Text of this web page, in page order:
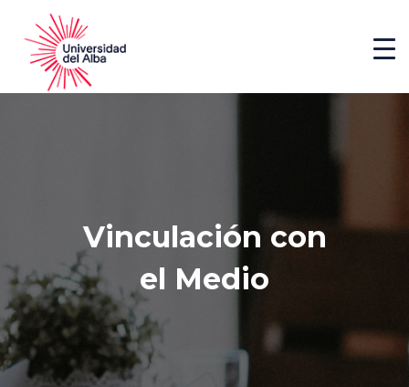
Vinculación con
el Medio